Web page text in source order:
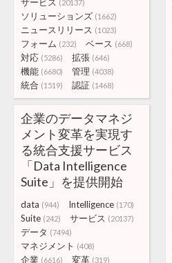
(20137)
ソリューションズ (1662)
ニュースリリース (1023)
フォーム (232) ベース (668)
対応 (5286) 拡張 (646)
機能 (6680) 管理 (4038)
統合 (1519) 認証 (1468)
企業のデータマネジ
メント変革を実現す
る統合支援サービス
「Data Intelligence
Suite」を提供開始
data (944) Intelligence (170)
Suite (242) サービス (20137)
データ (7494)
マネジメント (408)
企業 (6616) 変革 (319)